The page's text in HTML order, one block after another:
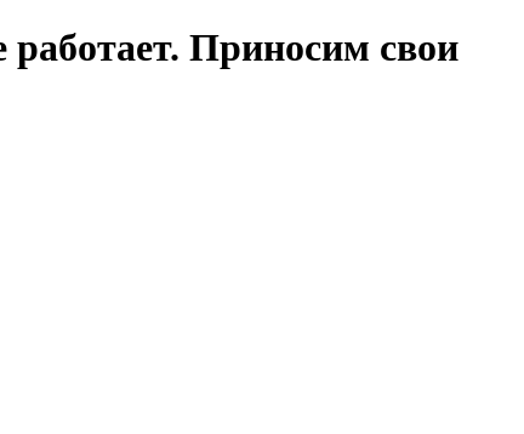
Приносим свои